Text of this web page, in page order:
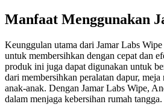
Manfaat Menggunakan
Keunggulan utama dari Jamar Labs
untuk membersihkan dengan cepat dan
produk ini juga dapat digunakan untuk
dari membersihkan peralatan dapur,
anak-anak. Dengan Jamar Labs Wipe,
dalam menjaga kebersihan rumah tangga.